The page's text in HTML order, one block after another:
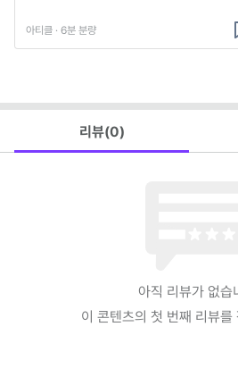
아티클 · 6분 분량
리뷰(0)
아직 리뷰가 없습
이 콘텐츠의 첫 번째 리뷰를